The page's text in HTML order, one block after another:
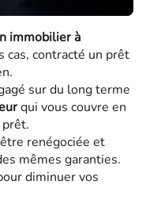
immobilier à
cas, contracté un prêt
sur du long terme
qui vous couvre en
prêt.
renégociée et
mêmes garanties.
diminuer vos